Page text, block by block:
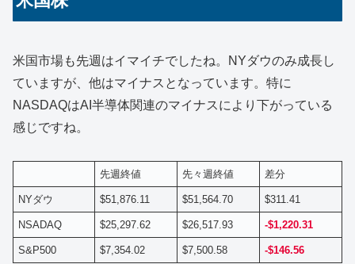
米国市場も先週はイマイチでしたね。NYダウのみ成長し
ていますが、他はマイナスとなっています。特に
NASDAQはAI半導体関連のマイナスにより下がっている
感じですね。
先週終値 先々週終値 差分
NYダウ $51,876.11 $51,564.70 $311.41
NSADAQ $25,297.62 $26,517.93 -$1,220.31
S&P500 $7,354.02 $7,500.58 -$146.56